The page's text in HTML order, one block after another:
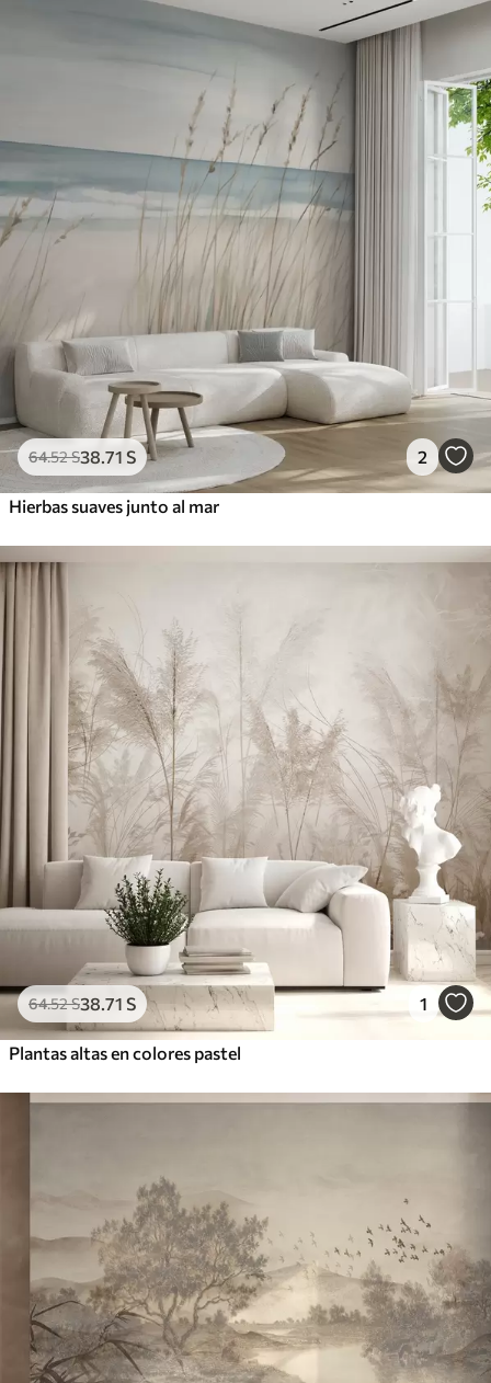
64.52S38 .71 S 2
Hierbas suaves junto al mar
64.52S38 .71 S 1
Plantas altas en colores pastel